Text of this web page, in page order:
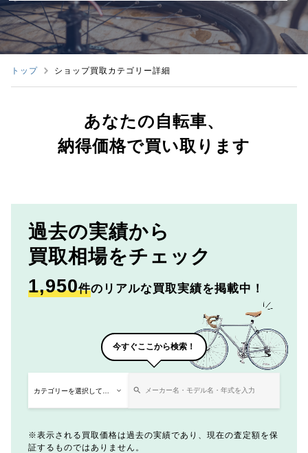
トップ ショップ買取カテゴリー詳細
あなたの自転車、
納得価格で買い取ります
過去の実績から
買取相場をチェック
1,950件のリアルな買取実績を掲載中！
今すぐここから検索！
表示される買取価格は過去の実績であり、現在の査定額を保
証するものではありません。